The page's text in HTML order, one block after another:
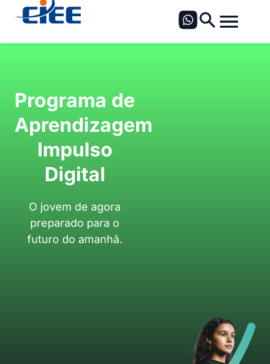
Programa de
Aprendizagem
Impulso
Digital
O jovem de agora
preparado para o
futuro do amanhã.